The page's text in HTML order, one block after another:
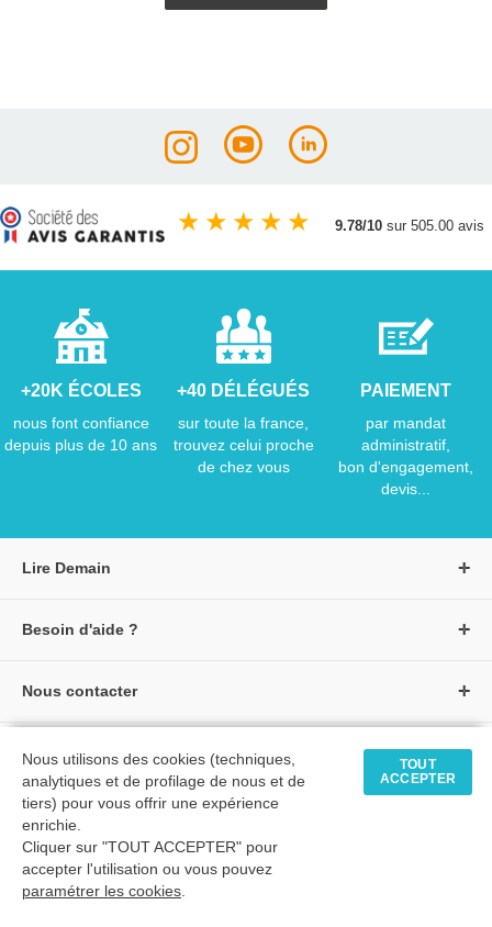
★ ★ ★ ★ ★ 9.78/10 sur 505.00 avis
+20K ÉCOLES
nous font confiance
depuis plus de 10 ans
+40 DÉLÉGUÉS
sur toute la france,
trouvez celui proche
de chez vous
PAIEMENT
par mandat
administratif,
bon d'engagement,
devis...
Lire Demain
Créer un compte
★ Avis clients vérifiés
Besoin d'aide ?
Livraisons et retours
Tarifs négociés
Comment passer commande
Mon compte
Nous contacter
Formulaire de contact
Siège social
Tous nos livres
Livres petite enfance
Livres maternelle
Livres élémentaire
Livres collège
© 2026 - LIRE DEMAIN
C.G.U | C.G.V | Plan du site
Nous utilisons des cookies (techniques,
analytiques et de profilage de nous et de
tiers) pour vous offrir une expérience
enrichie.
Cliquer sur "TOUT ACCEPTER" pour
accepter l'utilisation ou vous pouvez
paramétrer les cookies.
TOUT
ACCEPTER